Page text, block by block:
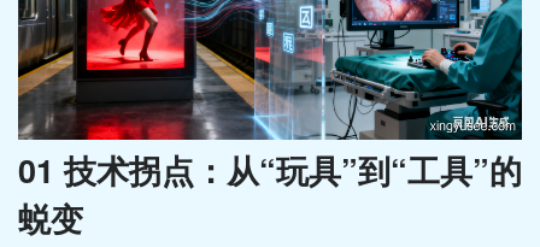
01 技术拐点：从“玩具”到“工具”的
蜕变